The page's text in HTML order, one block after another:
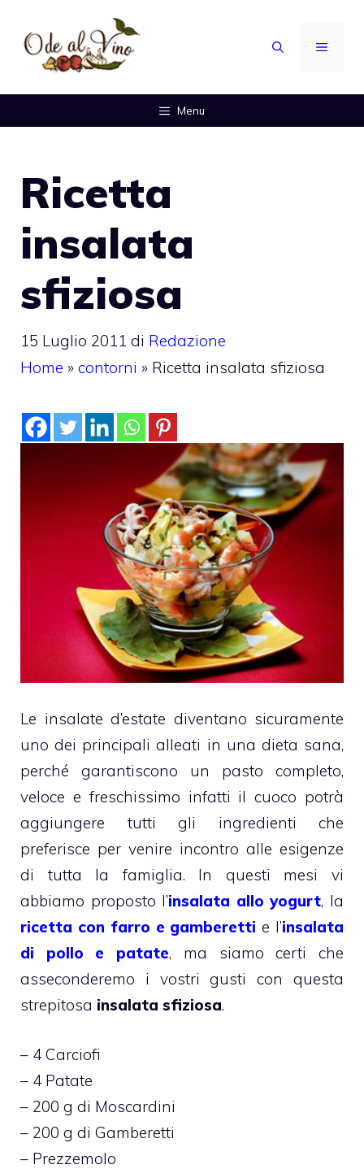
contenuto
MENU
Menu
Ricetta
insalata
sfiziosa
15 Luglio 2011 di Redazione
Home » contorni » Ricetta insalata sfiziosa
Le insalate d’estate diventano sicuramente
uno dei principali alleati in una dieta sana,
perché garantiscono un pasto completo,
veloce e freschissimo infatti il cuoco potrà
aggiungere tutti gli ingredienti che
preferisce per venire incontro alle esigenze
di tutta la famiglia. In questi mesi vi
abbiamo proposto l’insalata allo yogurt, la
ricetta con farro e gamberetti e l’insalata
di pollo e patate, ma siamo certi che
asseconderemo i vostri gusti con questa
strepitosa insalata sfiziosa.
– 4 Carciofi
– 4 Patate
– 200 g di Moscardini
– 200 g di Gamberetti
– Prezzemolo